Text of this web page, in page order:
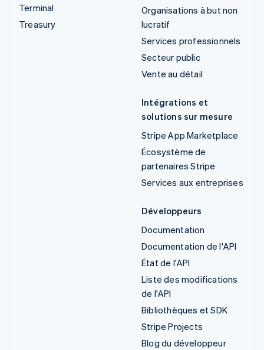
Terminal
Treasury
Organisations à but non
lucratif
Services professionnels
Secteur public
Vente au détail
Intégrations et
solutions sur mesure
Stripe App Marketplace
Écosystème de
partenaires Stripe
Services aux entreprises
Développeurs
Documentation
Documentation de l'API
État de l'API
Liste des modifications
de l'API
Bibliothèques et SDK
Stripe Projects
Blog du développeur